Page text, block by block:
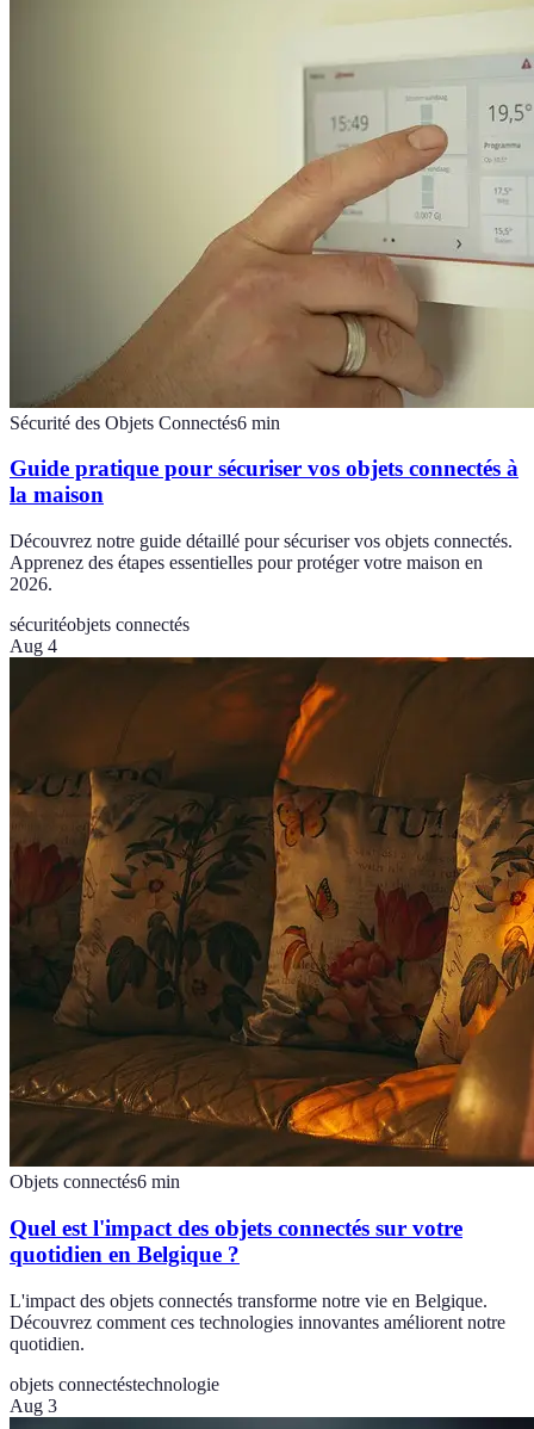
Sécurité des Objets Connectés6 min
Guide pratique pour sécuriser vos objets connectés à
la maison
Découvrez notre guide détaillé pour sécuriser vos objets connectés.
Apprenez des étapes essentielles pour protéger votre maison en
2026.
sécuritéobjets connectés
Aug 4
Objets connectés6 min
Quel est l'impact des objets connectés sur votre
quotidien en Belgique ?
L'impact des objets connectés transforme notre vie en Belgique.
Découvrez comment ces technologies innovantes améliorent notre
quotidien.
objets connectéstechnologie
Aug 3